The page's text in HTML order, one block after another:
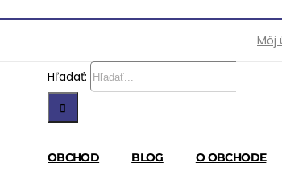
Môj
Hľadať:
OBCHOD BLOG O OBCHODE